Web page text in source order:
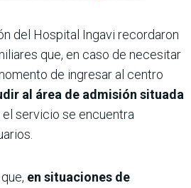
del Hospital Ingavi recordaron
que, en caso de necesitar
de ingresar al centro
al área de admisión situada
el servicio se encuentra
en situaciones de